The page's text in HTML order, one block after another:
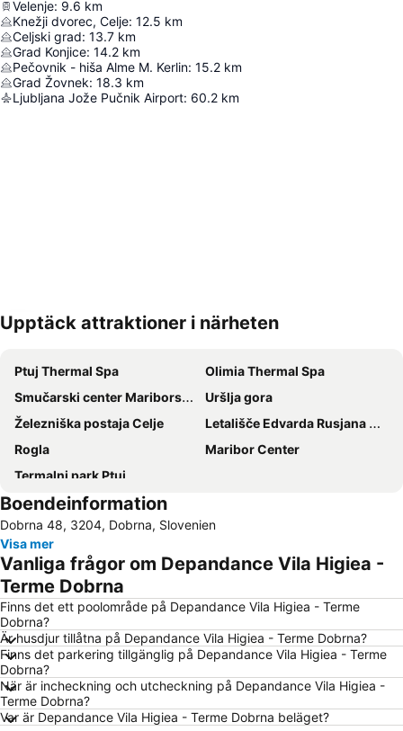
Velenje: 9.6 km
Knežji dvorec, Celje: 12.5 km
Celjski grad: 13.7 km
Grad Konjice: 14.2 km
Pečovnik - hiša Alme M. Kerlin: 15.2 km
Grad Žovnek: 18.3 km
Ljubljana Jože Pučnik Airport: 60.2 km
Förstora kartan
Upptäck attraktioner i närheten
Ptuj Thermal Spa
Olimia Thermal Spa
Smučarski center Mariborsko Pohorje
Uršlja gora
Železniška postaja Celje
Letališče Edvarda Rusjana Maribor
Rogla
Maribor Center
Termalni park Ptuj
Boendeinformation
Dobrna 48, 3204, Dobrna, Slovenien
Visa mer
Vanliga frågor om Depandance Vila Higiea -
Terme Dobrna
Finns det ett poolområde på Depandance Vila Higiea - Terme
Dobrna?
Är husdjur tillåtna på Depandance Vila Higiea - Terme Dobrna?
Finns det parkering tillgänglig på Depandance Vila Higiea - Terme
Dobrna?
När är incheckning och utcheckning på Depandance Vila Higiea -
Terme Dobrna?
Var är Depandance Vila Higiea - Terme Dobrna beläget?